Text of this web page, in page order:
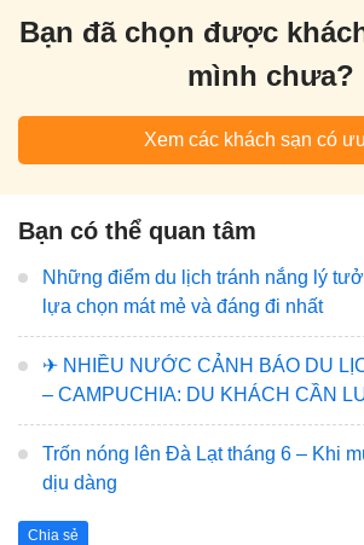
Bạn đã chọn được
mình chưa?
Xem các khách sạn có
Bạn có thể quan tâm
Những điểm du lịch tránh nắng lý
lựa chọn mát mẻ và đáng đi nhất
✈️ NHIỀU NƯỚC CẢNH BÁO DU
– CAMPUCHIA: DU KHÁCH CẦN
Trốn nóng lên Đà Lạt tháng 6 – Khi
dịu dàng
Chia sẻ